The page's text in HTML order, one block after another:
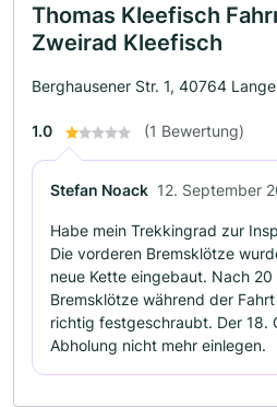
Thomas Kleefisch
Zweirad Kleefisch
Berghausener Str. 1, 40764
1.0 (1 Bewertung)
Stefan Noack 12. September
Habe mein Trekkingrad zur
Die vorderen Bremsklötze
neue Kette eingebaut. Nach
Bremsklötze während der
richtig festgeschraubt. Der 18.
Abholung nicht mehr einlegen.